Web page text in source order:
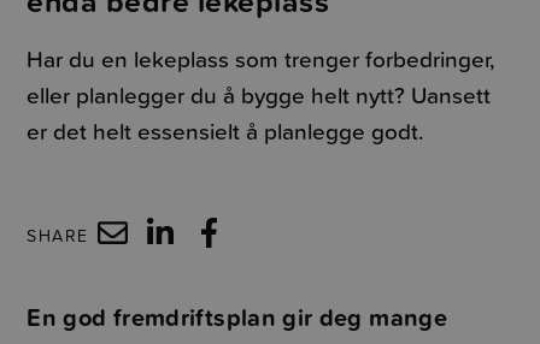
Har du en lekeplass som trenger forbedringer,
eller planlegger du å bygge helt nytt? Uansett
er det helt essensielt å planlegge godt.
SHARE
En god fremdriftsplan gir deg mange